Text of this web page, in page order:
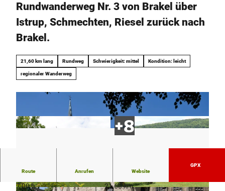
Rundwanderweg Nr. 3 von Brakel über
Istrup, Schmechten, Riesel zurück nach
Brakel.
21,60 km lang Rundweg Schwierigkeit: mittel Kondition: leicht
regionaler Wanderweg
Route Anrufen Website
GPX
7:00 h
21,60 km